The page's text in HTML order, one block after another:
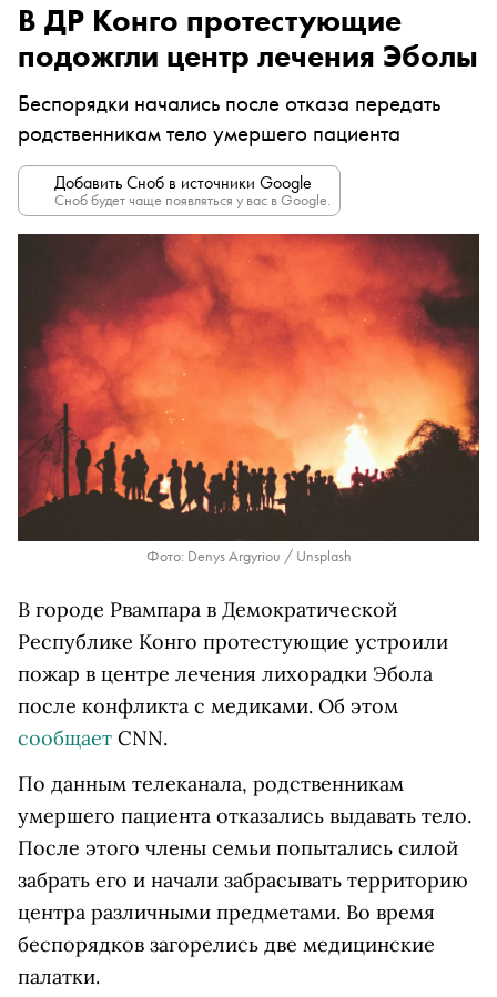
В ДР Конго протестующие
подожгли центр лечения Эболы
Беспорядки начались после отказа передать
родственникам тело умершего пациента
Добавить Сноб в источники Google
Сноб будет чаще появляться у вас в Google.
Фото: Denys Argyriou / Unsplash
В городе Рвампара в Демократической
Республике Конго протестующие устроили
пожар в центре лечения лихорадки Эбола
после конфликта с медиками. Об этом
сообщает CNN.
По данным телеканала, родственникам
умершего пациента отказались выдавать тело.
После этого члены семьи попытались силой
забрать его и начали забрасывать территорию
центра различными предметами. Во время
беспорядков загорелись две медицинские
палатки.